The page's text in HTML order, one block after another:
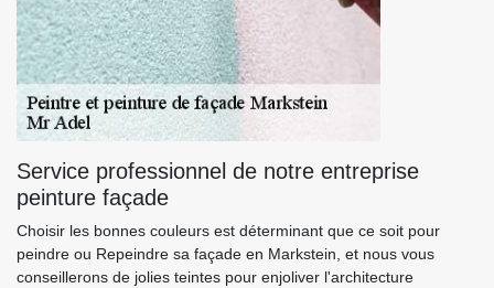
Service professionnel de notre entreprise
peinture façade
Choisir les bonnes couleurs est déterminant que ce soit pour
peindre ou Repeindre sa façade en Markstein, et nous vous
conseillerons de jolies teintes pour enjoliver l'architecture